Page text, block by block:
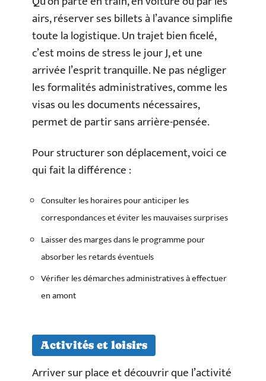
airs, réserver ses billets à l’avance simplifie
toute la logistique. Un trajet bien ficelé,
c’est moins de stress le jour J, et une
arrivée l’esprit tranquille. Ne pas négliger
les formalités administratives, comme les
visas ou les documents nécessaires,
permet de partir sans arrière-pensée.
Pour structurer son déplacement, voici ce
qui fait la différence :
Consulter les horaires pour anticiper les
correspondances et éviter les mauvaises surprises
Laisser des marges dans le programme pour
absorber les retards éventuels
Vérifier les démarches administratives à effectuer
en amont
Activités et loisirs
Arriver sur place et découvrir que l’activité